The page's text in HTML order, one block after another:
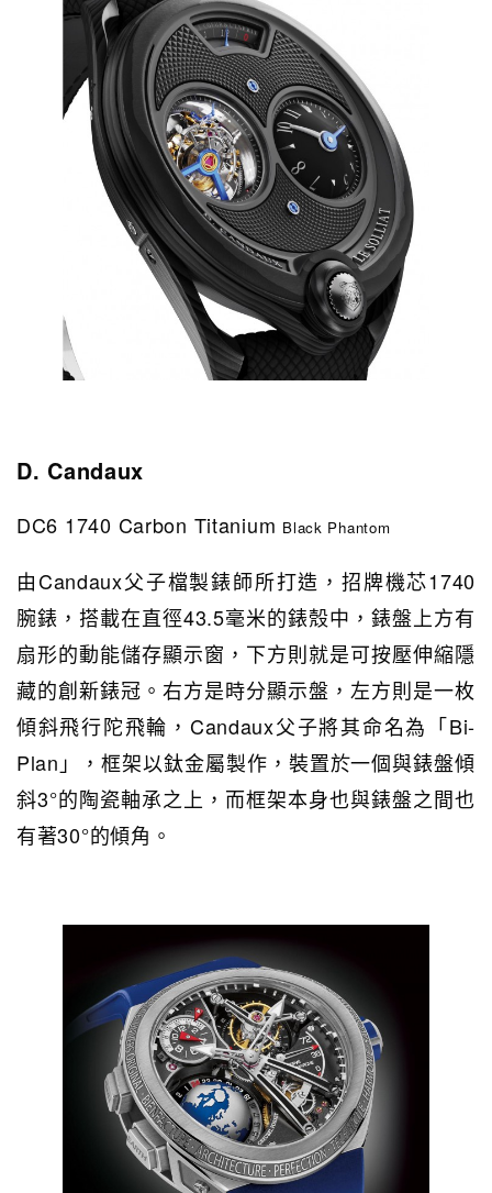
D. Candaux
DC6 1740 Carbon Titanium Black Phantom
由Candaux父子檔製錶師所打造，招牌機芯1740
腕錶，搭載在直徑43.5毫米的錶殼中，錶盤上方有
扇形的動能儲存顯示窗，下方則就是可按壓伸縮隱
藏的創新錶冠。右方是時分顯示盤，左方則是一枚
傾斜飛行陀飛輪，Candaux父子將其命名為「Bi-
Plan」，框架以鈦金屬製作，裝置於一個與錶盤傾
斜3°的陶瓷軸承之上，而框架本身也與錶盤之間也
有著30°的傾角。